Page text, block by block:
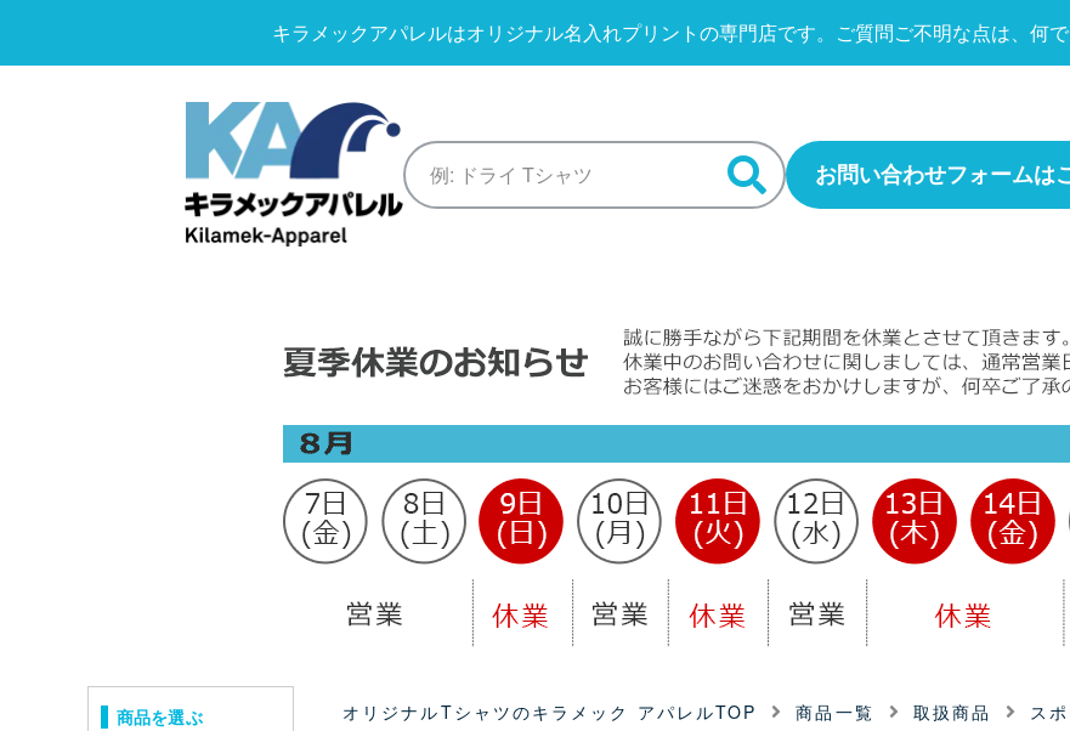
キラメックアパレルはオリジナル名入れプリントの専門店です。 ご質問ご不明な点は、何
お問い合わせフォームは
商品を選ぶ オリジナルTシャツのキラメック アパレルTOP 商品一覧 取扱商品
ス